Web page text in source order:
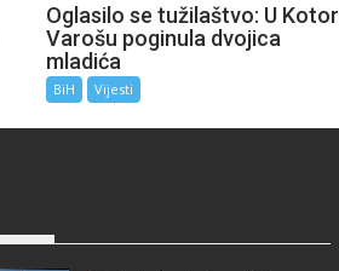
Oglasilo se tužilaštvo: U Kotor
Varošu poginula dvojica
mladića
BiH Vijesti